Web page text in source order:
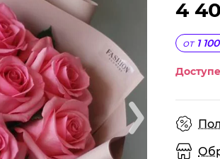
4
от 1